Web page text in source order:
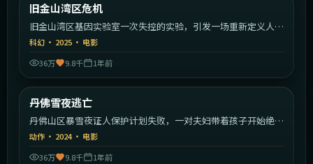
热门
旧金山湾区危机
旧金山湾区基因实验室一次失控的实验，引发一场重新定义人类
的危机。
科幻 · 2025 · 电影
36万
9.8千 1年前
热门
丹佛雪夜逃亡
丹佛山区暴雪夜证人保护计划失败，一对夫妇带着孩子开始绝命
逃亡。
动作 · 2024· 电影
36万
9.8千 1年前